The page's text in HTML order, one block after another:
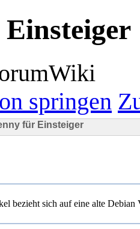
springen
für Einsteiger
bezieht sich auf eine alte